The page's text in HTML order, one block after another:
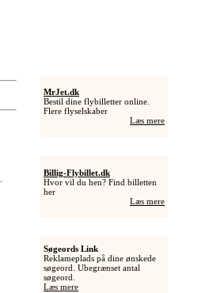
MrJet.dk
Bestil dine flybilletter online.
Flere flyselskaber
Læs mere
Billig-Flybillet.dk
Hvor vil du hen? Find billetten
her
Læs mere
Søgeords Link
Reklameplads på dine ønskede
søgeord. Ubegrænset antal
søgeord.
Læs mere